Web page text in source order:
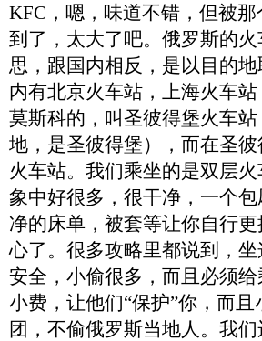
KFC，嗯，味道不错，但被那
到了，太大了吧。俄罗斯的
思，跟国内相反，是以目的
内有北京火车站，上海火车
莫斯科的，叫圣彼得堡火车
地，是圣彼得堡），而在圣
火车站。我们乘坐的是双层
象中好很多，很干净，一个
净的床单，被套等让你自行
心了。很多攻略里都说到，
安全，小偷很多，而且必须
小费，让他们“保护”你，而
团，不偷俄罗斯当地人。我